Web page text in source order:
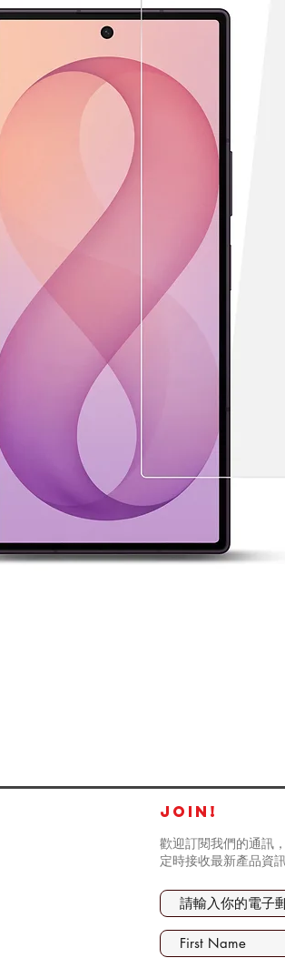
JOIN!
歡迎訂閱我們的通訊
定時接收最新產品資